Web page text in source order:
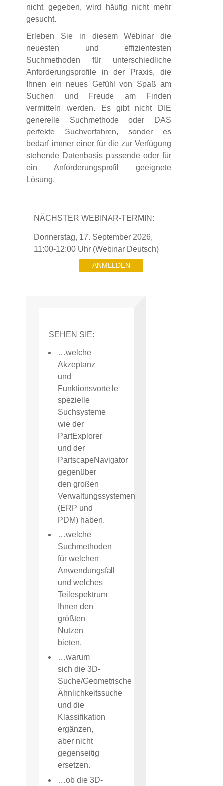
nicht gegeben, wird häufig nicht mehr
gesucht.
Erleben Sie in diesem Webinar die
neuesten und effizientesten
Suchmethoden für unterschiedliche
Anforderungsprofile in der Praxis, die
Ihnen ein neues Gefühl von Spaß am
Suchen und Freude am Finden
vermitteln werden. Es gibt nicht DIE
generelle Suchmethode oder DAS
perfekte Suchverfahren, sonder es
bedarf immer einer für die zur Verfügung
stehende Datenbasis passende oder für
ein Anforderungsprofil geeignete
Lösung.
NÄCHSTER WEBINAR-TERMIN:
Donnerstag, 17. September 2026,
11:00-12:00 Uhr (Webinar Deutsch)
ANMELDEN
SEHEN SIE:
…welche
Akzeptanz
und
Funktionsvorteile
spezielle
Suchsysteme
wie der
PartExplorer
und der
PartscapeNavigator
gegenüber
den großen
Verwaltungssystemen
(ERP und
PDM) haben.
…welche
Suchmethoden
für welchen
Anwendungsfall
und welches
Teilespektrum
Ihnen den
größten
Nutzen
bieten.
…warum
sich die 3D-
Suche/Geometrische
Ähnlichkeitssuche
und die
Klassifikation
ergänzen,
aber nicht
gegenseitig
ersetzen.
…ob die 3D-